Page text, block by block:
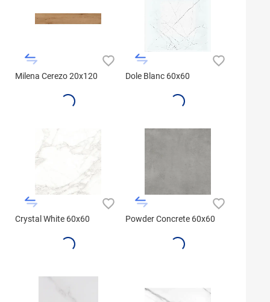
Milena Cerezo 20x120 Dole Blanc 60x60
Crystal White 60x60 Powder Concrete 60x60